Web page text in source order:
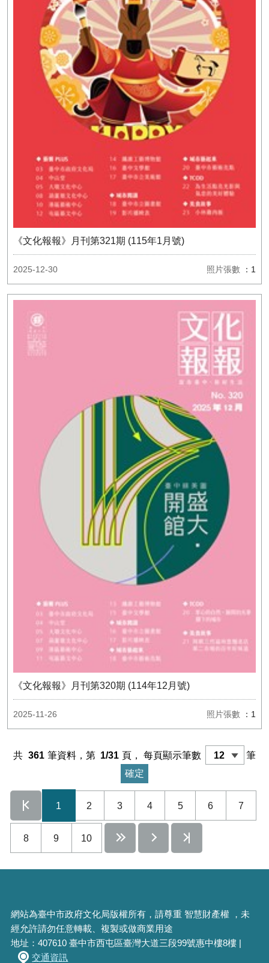
《文化報報》月刊第321期 (115年1月號)
2025-12-30 照片張數 ：1
《文化報報》月刊第320期 (114年12月號)
2025-11-26 照片張數 ：1
共 361 筆資料，第 1/31 頁，每頁顯示筆數 筆
1 2 3 4 5 6 7
8 9 10
網站為臺中市政府文化局版權所有，請尊重 智慧財產權 ，未
經允許請勿任意轉載、複製或做商業用途
地址：407610 臺中市西屯區臺灣大道三段99號惠中樓8樓 |
交通資訊